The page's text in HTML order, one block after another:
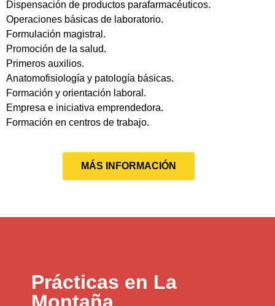
Dispensación de productos parafarmacéuticos.
Operaciones básicas de laboratorio.
Formulación magistral.
Promoción de la salud.
Primeros auxilios.
Anatomofisiología y patología básicas.
Formación y orientación laboral.
Empresa e iniciativa emprendedora.
Formación en centros de trabajo.
MÁS INFORMACIÓN
Prácticas en La